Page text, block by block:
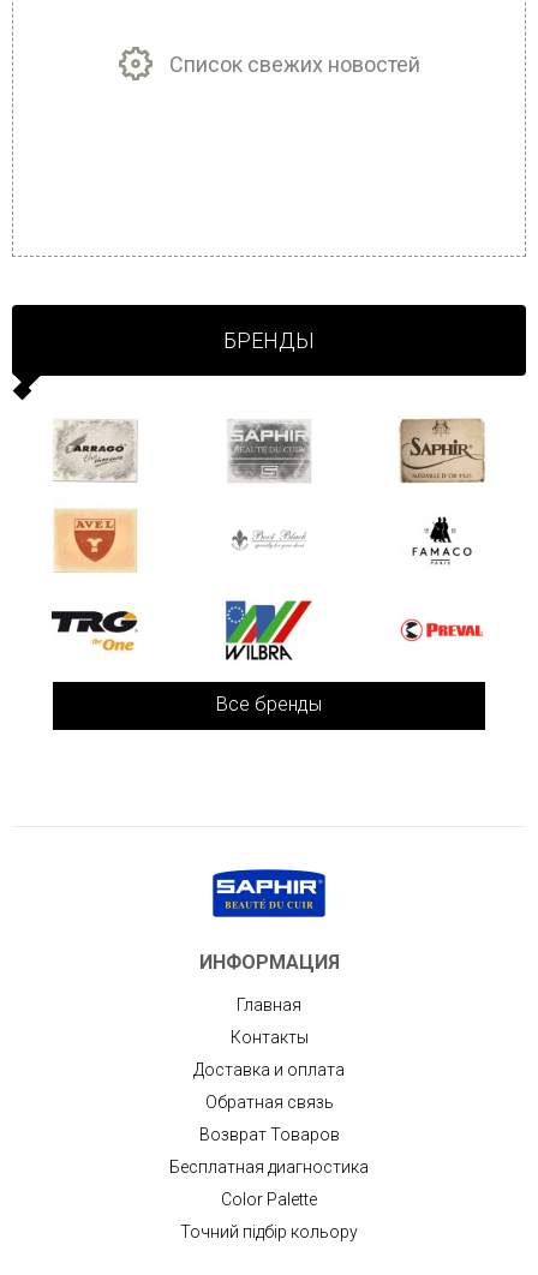
Список свежих новостей
БРЕНДЫ
Все бренды
ИНФОРМАЦИЯ
Главная
Контакты
Доставка и оплата
Обратная связь
Возврат Товаров
Бесплатная диагностика
Color Palette
Точний підбір кольору